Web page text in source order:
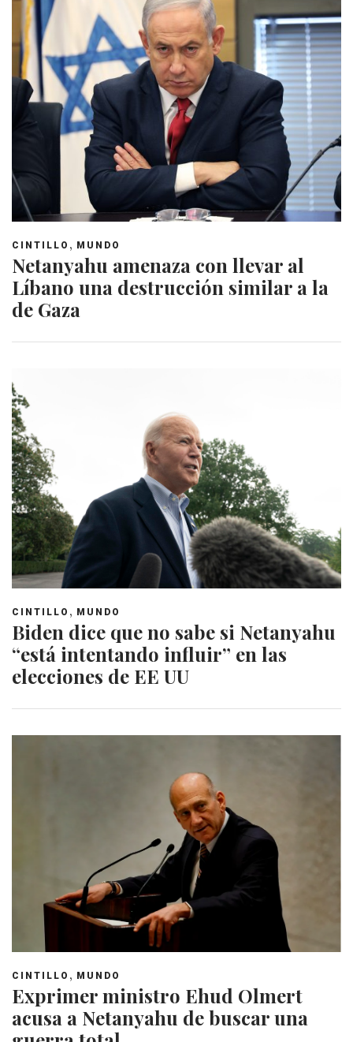
CINTILLO , MUNDO
Netanyahu amenaza con llevar al
Líbano una destrucción similar a la
de Gaza
CINTILLO , MUNDO
Biden dice que no sabe si Netanyahu
“está intentando influir” en las
elecciones de EE UU
CINTILLO , MUNDO
Exprimer ministro Ehud Olmert
acusa a Netanyahu de buscar una